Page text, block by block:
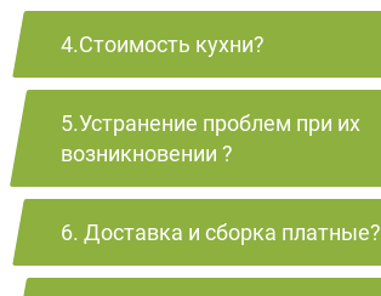
4.Стоимость кухни?
5.Устранение проблем при их
возникновении ?
6. Доставка и сборка платные?